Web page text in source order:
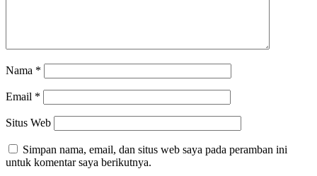
Nama *
Email *
Situs Web
Simpan nama, email, dan situs web saya pada peramban ini
untuk komentar saya berikutnya.